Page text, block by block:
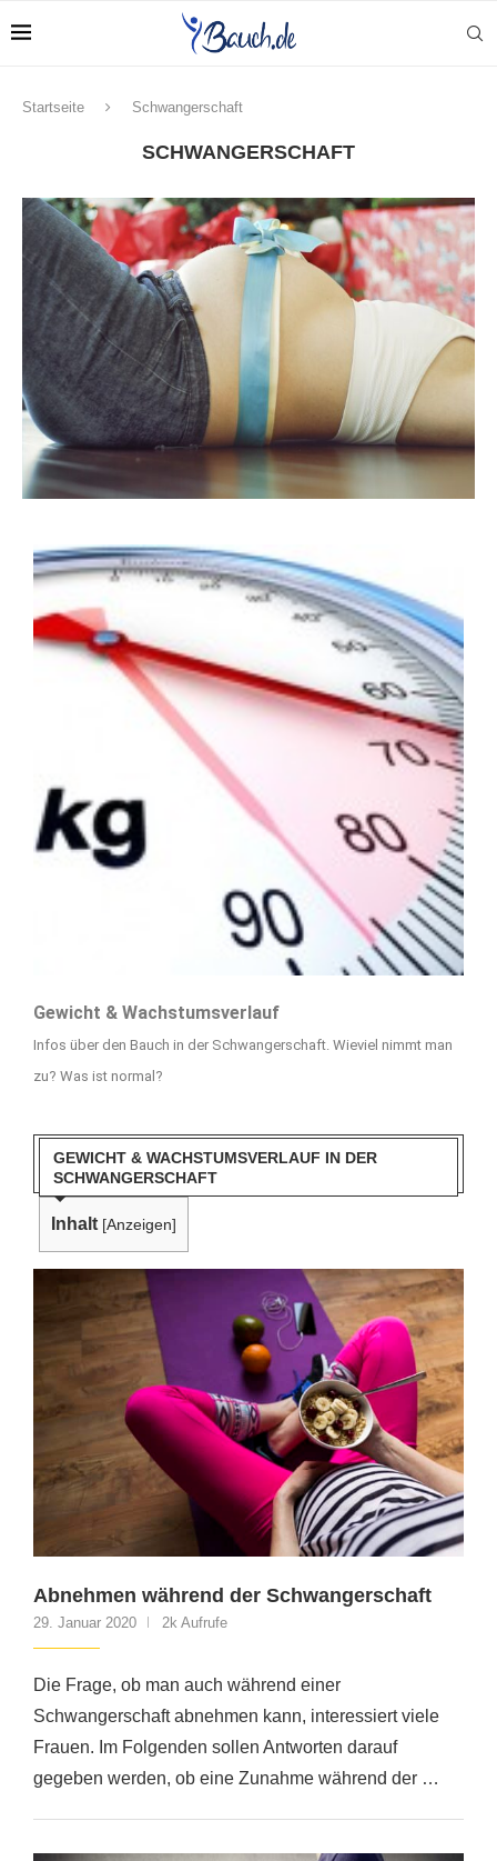
Startseite Schwangerschaft
SCHWANGERSCHAFT
Gewicht & Wachstumsverlauf
Infos über den Bauch in der Schwangerschaft. Wieviel nimmt man
zu? Was ist normal?
GEWICHT & WACHSTUMSVERLAUF IN DER
SCHWANGERSCHAFT
Inhalt [Anzeigen]
Abnehmen während der Schwangerschaft
29. Januar 2020 2k Aufrufe
Die Frage, ob man auch während einer
Schwangerschaft abnehmen kann, interessiert viele
Frauen. Im Folgenden sollen Antworten darauf
gegeben werden, ob eine Zunahme während der …